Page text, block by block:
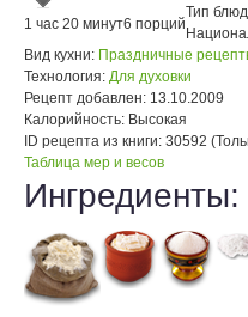
1 час 20 минут6 порций
Тип
Вид кухни: Праздничные
Технология: Для духовки
Рецепт добавлен: 13.10.2009
Калорийность: Высокая
ID рецепта из книги: 30592
Таблица мер и весов
Ингредиенты: